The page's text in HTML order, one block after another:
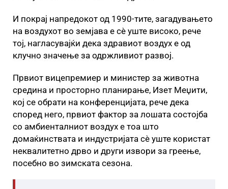
И покрај напредокот од 1990-тите, загадувањето
на воздухот во земјава е сè уште високо, рече
тој, нагласувајќи дека здравиот воздух е од
клучно значење за одржливиот развој.
Првиот вицепремиер и министер за животна
средина и просторно планирање, Изет Меџити,
кој се обрати на конференцијата, рече дека
според него, првиот фактор за лошата состојба
со амбиенталниот воздух е тоа што
домаќинствата и индустријата сѐ уште користат
неквалитетно дрво и други извори за греење,
посебно во зимската сезона.